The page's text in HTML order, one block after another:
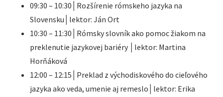
09:30 – 10:30│Rozšírenie rómskeho jazyka na
Slovensku│lektor: Ján Ort
10:30 – 11:30│Rómsky slovník ako pomoc žiakom na
preklenutie jazykovej bariéry │lektor: Martina
Horňáková
12:00 – 12:15│Preklad z východiskového do cieľového
jazyka ako veda, umenie aj remeslo│lektor: Erika